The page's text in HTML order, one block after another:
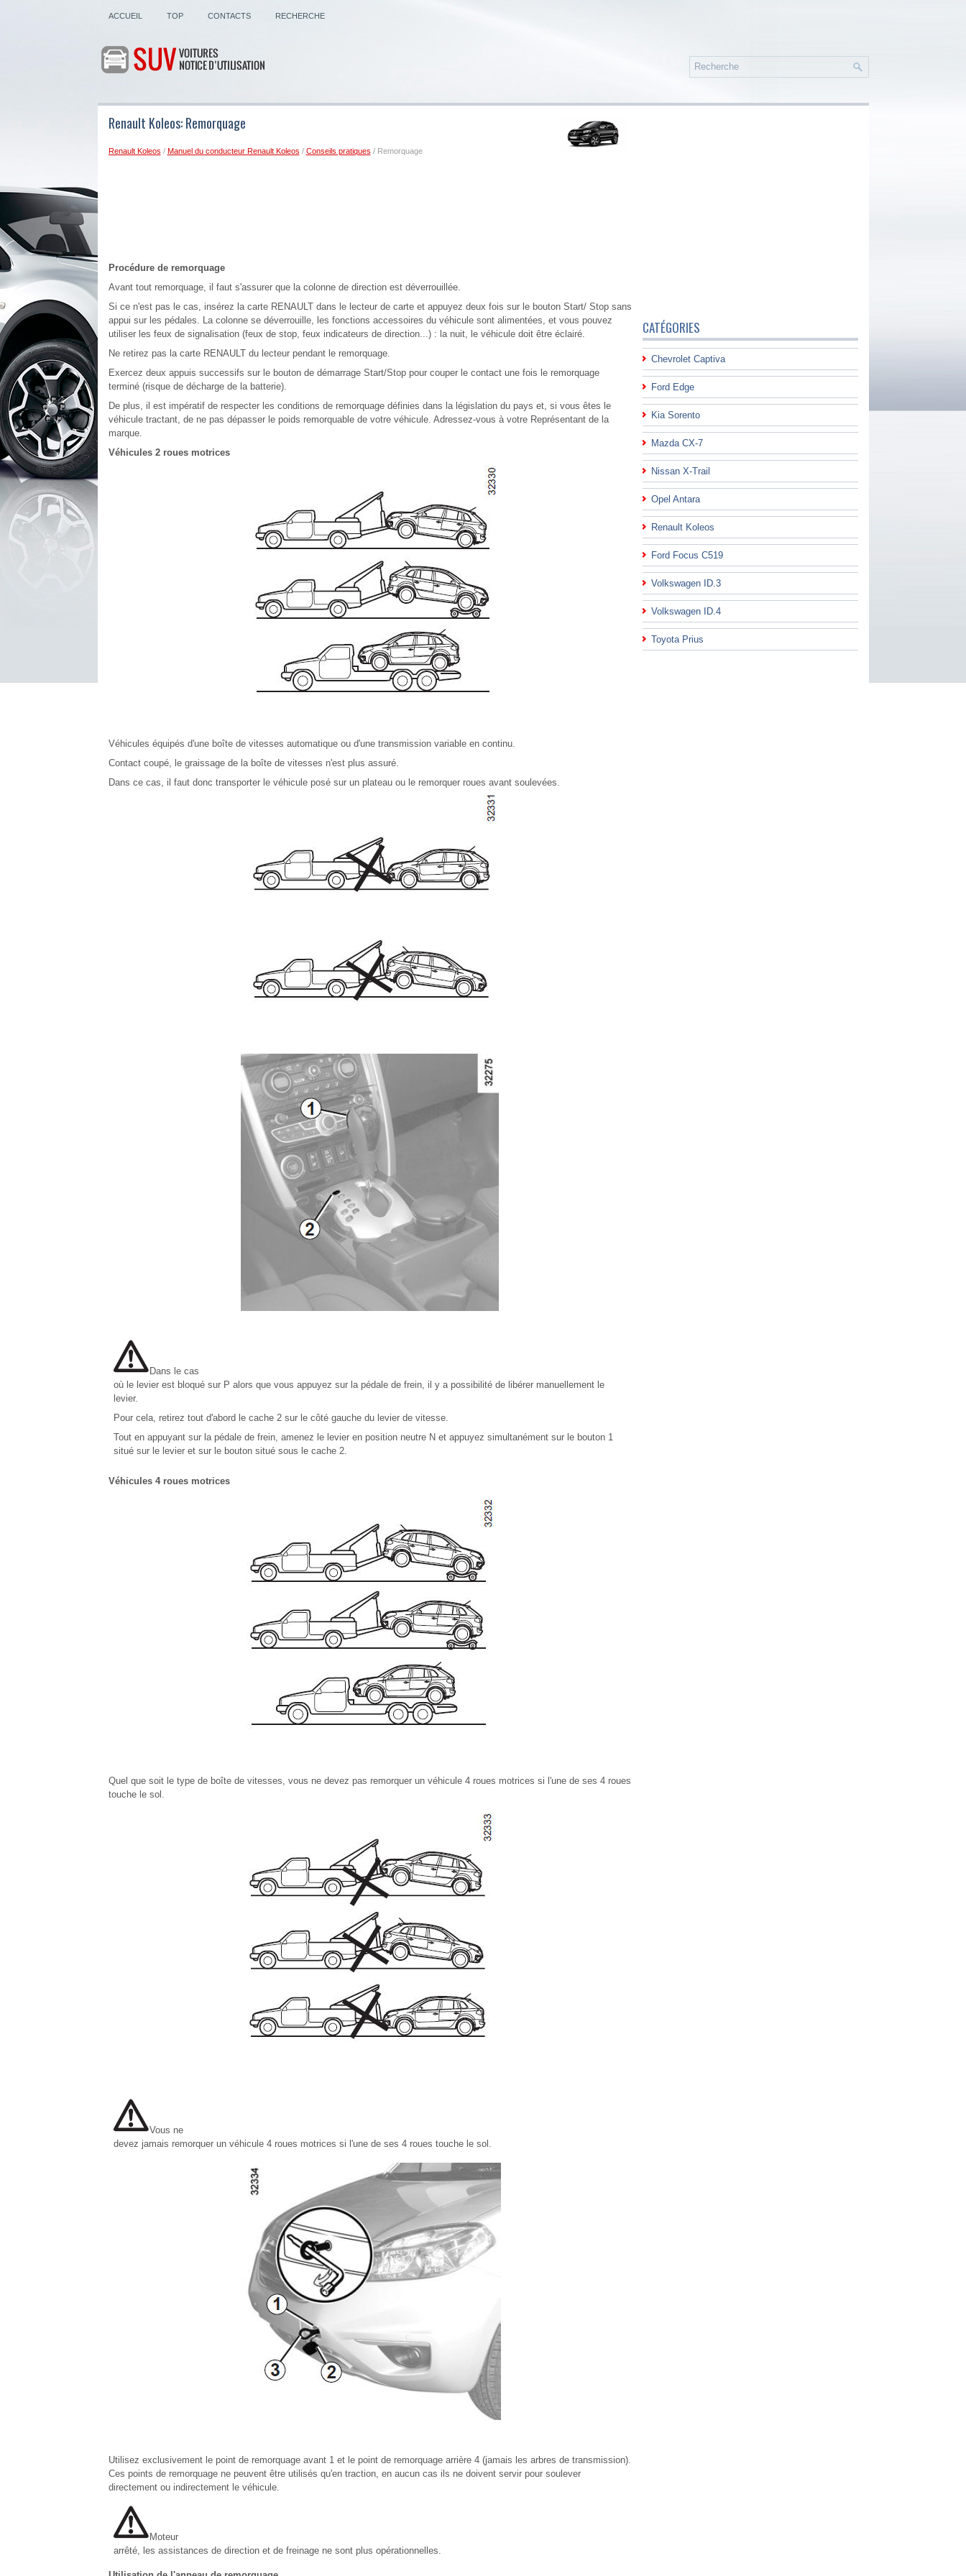
ACCUEIL TOP CONTACTS RECHERCHE
Renault Koleos: Remorquage
Renault Koleos / Manuel du conducteur Renault Koleos / Conseils pratiques / Remorquage
Procédure de remorquage
Avant tout remorquage, il faut s'assurer que la colonne de direction est déverrouillée.
Si ce n'est pas le cas, insérez la carte RENAULT dans le lecteur de carte et appuyez deux fois sur le bouton Start/ Stop sans
appui sur les pédales. La colonne se déverrouille, les fonctions accessoires du véhicule sont alimentées, et vous pouvez
utiliser les feux de signalisation (feux de stop, feux indicateurs de direction...) : la nuit, le véhicule doit être éclairé.
Ne retirez pas la carte RENAULT du lecteur pendant le remorquage.
Exercez deux appuis successifs sur le bouton de démarrage Start/Stop pour couper le contact une fois le remorquage
terminé (risque de décharge de la batterie).
De plus, il est impératif de respecter les conditions de remorquage définies dans la législation du pays et, si vous êtes le
véhicule tractant, de ne pas dépasser le poids remorquable de votre véhicule. Adressez-vous à votre Représentant de la
marque.
Véhicules 2 roues motrices
Véhicules équipés d'une boîte de vitesses automatique ou d'une transmission variable en continu.
Contact coupé, le graissage de la boîte de vitesses n'est plus assuré.
Dans ce cas, il faut donc transporter le véhicule posé sur un plateau ou le remorquer roues avant soulevées.
Dans le cas
où le levier est bloqué sur P alors que vous appuyez sur la pédale de frein, il y a possibilité de libérer manuellement le
levier.
Pour cela, retirez tout d'abord le cache 2 sur le côté gauche du levier de vitesse.
Tout en appuyant sur la pédale de frein, amenez le levier en position neutre N et appuyez simultanément sur le bouton 1
situé sur le levier et sur le bouton situé sous le cache 2.
Véhicules 4 roues motrices
Quel que soit le type de boîte de vitesses, vous ne devez pas remorquer un véhicule 4 roues motrices si l'une de ses 4 roues
touche le sol.
Vous ne
devez jamais remorquer un véhicule 4 roues motrices si l'une de ses 4 roues touche le sol.
Utilisez exclusivement le point de remorquage avant 1 et le point de remorquage arrière 4 (jamais les arbres de transmission).
Ces points de remorquage ne peuvent être utilisés qu'en traction, en aucun cas ils ne doivent servir pour soulever
directement ou indirectement le véhicule.
Moteur
arrêté, les assistances de direction et de freinage ne sont plus opérationnelles.
CATÉGORIES
Chevrolet Captiva
Ford Edge
Kia Sorento
Mazda CX-7
Nissan X-Trail
Opel Antara
Renault Koleos
Ford Focus C519
Volkswagen ID.3
Volkswagen ID.4
Toyota Prius